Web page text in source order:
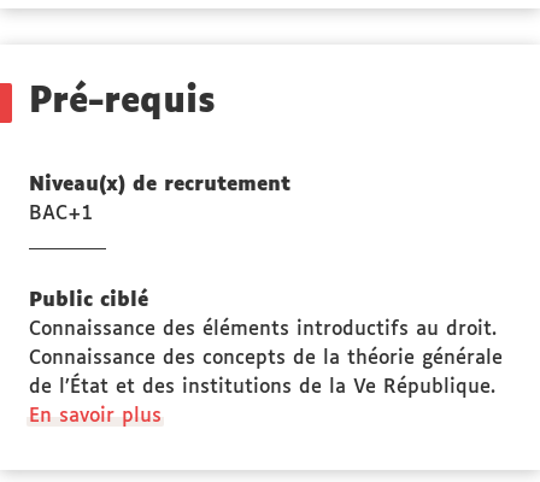
des
Pré-requis
Niveau(x) de recrutement
BAC+1
Public ciblé
Connaissance des éléments introductifs au droit.
Connaissance des concepts de la théorie générale
de l’État et des institutions de la Ve République.
En savoir plus
des